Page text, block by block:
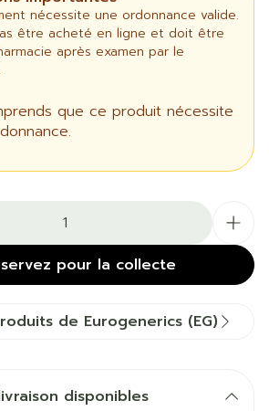
nécessite une ordonnance valide.
être acheté en ligne et doit être
après examen par le
que ce produit nécessite
pour la collecte
de Eurogenerics (EG)
disponibles